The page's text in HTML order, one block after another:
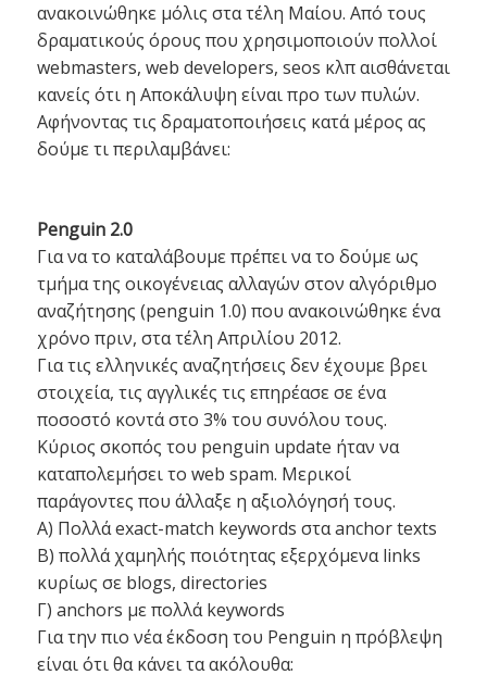
ανακοινώθηκε μόλις στα τέλη Μαίου. Από τους
δραματικούς όρους που χρησιμοποιούν πολλοί
webmasters, web developers, seos κλπ αισθάνεται
κανείς ότι η Αποκάλυψη είναι προ των πυλών.
Αφήνοντας τις δραματοποιήσεις κατά μέρος ας
δούμε τι περιλαμβάνει:
Penguin 2.0
Για να το καταλάβουμε πρέπει να το δούμε ως
τμήμα της οικογένειας αλλαγών στον αλγόριθμο
αναζήτησης (penguin 1.0) που ανακοινώθηκε ένα
χρόνο πριν, στα τέλη Απριλίου 2012.
Για τις ελληνικές αναζητήσεις δεν έχουμε βρει
στοιχεία, τις αγγλικές τις επηρέασε σε ένα
ποσοστό κοντά στο 3% του συνόλου τους.
Κύριος σκοπός του penguin update ήταν να
καταπολεμήσει το web spam. Μερικοί
παράγοντες που άλλαξε η αξιολόγησή τους.
Α) Πολλά exact-match keywords στα anchor texts
Β) πολλά χαμηλής ποιότητας εξερχόμενα links
κυρίως σε blogs, directories
Γ) anchors με πολλά keywords
Για την πιο νέα έκδοση του Penguin η πρόβλεψη
είναι ότι θα κάνει τα ακόλουθα: